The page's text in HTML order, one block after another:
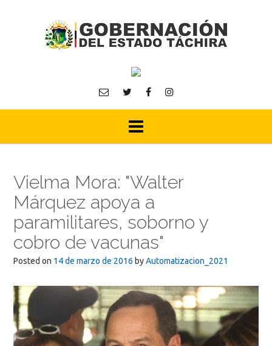
Vielma Mora: "Walter
Márquez apoya a
paramilitares, soborno y
cobro de vacunas"
Posted on 14 de marzo de 2016 byAutomatizacion_2021